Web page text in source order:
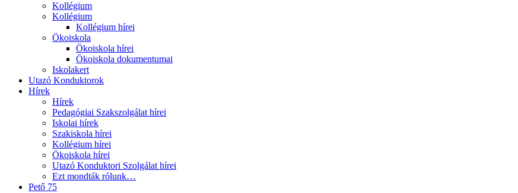
Kollégium
Kollégium
Kollégium hírei
Ökoiskola
Ökoiskola hírei
Ökoiskola dokumentumai
Iskolakert
Utazó Konduktorok
Hírek
Hírek
Pedagógiai Szakszolgálat hírei
Iskolai hírek
Szakiskola hírei
Kollégium hírei
Ökoiskola hírei
Utazó Konduktori Szolgálat hírei
Ezt mondták rólunk…
Pető 75